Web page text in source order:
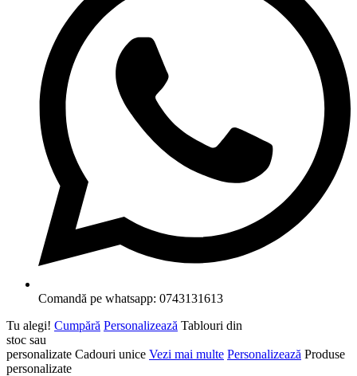
Comandă pe whatsapp: 0743131613
Tu alegi! Cumpără Personalizează Tablouri din
stoc sau
personalizate Cadouri unice Vezi mai multe Personalizează Produse
personalizate